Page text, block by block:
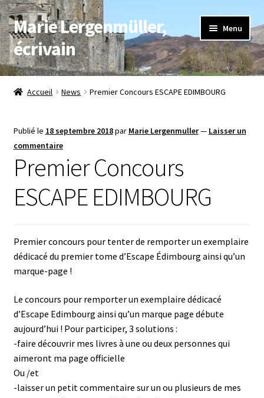
Aller
à
la
navigation
Aller
au
contenu
Marie Lergenmüller,
écrivain
Menu
Accueil
Boutique
Les Enfants du Temps
L’auteur
Actualités
Presse
Évènements
Personnages des Enfants du temps, d’Escape Édimbourg
et des Fantômes du sud
Accueil News Premier Concours ESCAPE EDIMBOURG
Publié le 18 septembre 2018par Marie Lergenmuller— Laisser un
commentaire
Premier Concours
ESCAPE EDIMBOURG
Premier concours pour tenter de remporter un exemplaire
dédicacé du premier tome d’Escape Édimbourg ainsi qu’un
marque-page !
Le concours pour remporter un exemplaire dédicacé
d’Escape Edimbourg ainsi qu’un marque page débute
aujourd’hui ! Pour participer, 3 solutions :
-faire découvrir mes livres à une ou deux personnes qui
aimeront ma page officielle
Ou /et
-laisser un petit commentaire sur un ou plusieurs de mes